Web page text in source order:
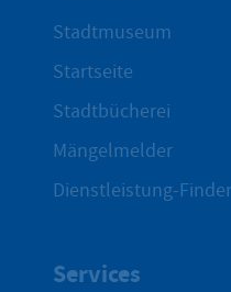
Stadtmuseum
Startseite
Stadtbücherei
Mängelmelder
Dienstleistung-Finder
Services